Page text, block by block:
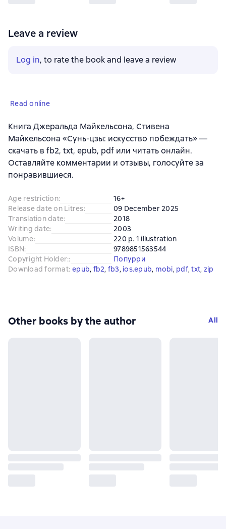
Leave a review
Log in, to rate the book and leave a review
Read online
Книга Джеральда Майкельсона, Стивена
Майкельсона «Сунь-цзы: искусство побеждать» —
скачать в fb2, txt, epub, pdf или читать онлайн.
Оставляйте комментарии и отзывы, голосуйте за
понравившиеся.
Age restriction:
16+
Release date on Litres:
09 December 2025
Translation date:
2018
Writing date:
2003
Volume:
220 p. 1 illustration
ISBN:
9789851563544
Copyright Holder::
Попурри
Download format: epub, fb2, fb3, ios.epub, mobi, pdf, txt, zip
Other books by the author All